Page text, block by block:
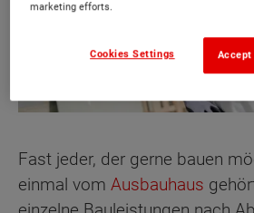
Fast jeder, der gerne bauen
einmal vom Ausbauhaus
marketing efforts.
Cookies Settings